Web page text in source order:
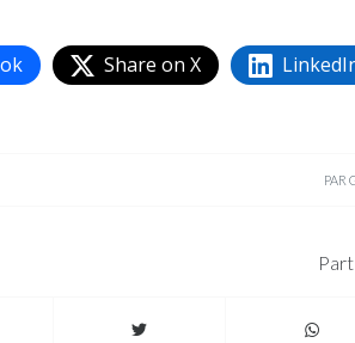
Share on X
PAR